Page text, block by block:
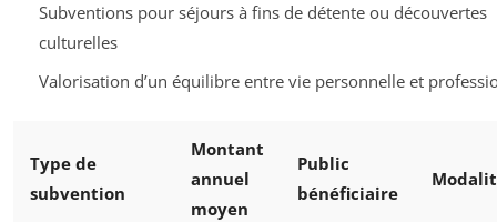
Subventions pour séjours à fins de détente ou découvertes
culturelles
Valorisation d’un équilibre entre vie personnelle et
Type de
subvention
Montant
annuel
moyen
Public
bénéficiaire